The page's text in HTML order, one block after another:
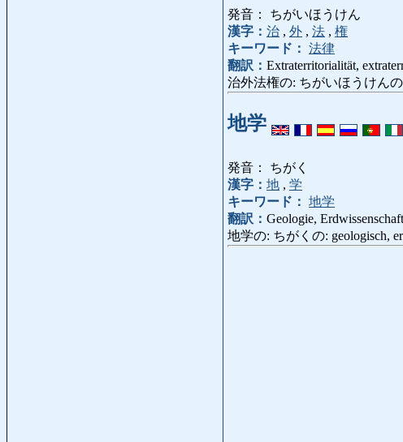
発音： ちがいほうけん
漢字： 治 , 外 , 法 , 権
キーワード： 法律
翻訳： Extraterritorialität,
治外法権の: ちがいほうけんの
地学
発音： ちがく
漢字： 地 , 学
キーワード： 地学
翻訳： Geologie,
地学の: ちがくの: geologisch,